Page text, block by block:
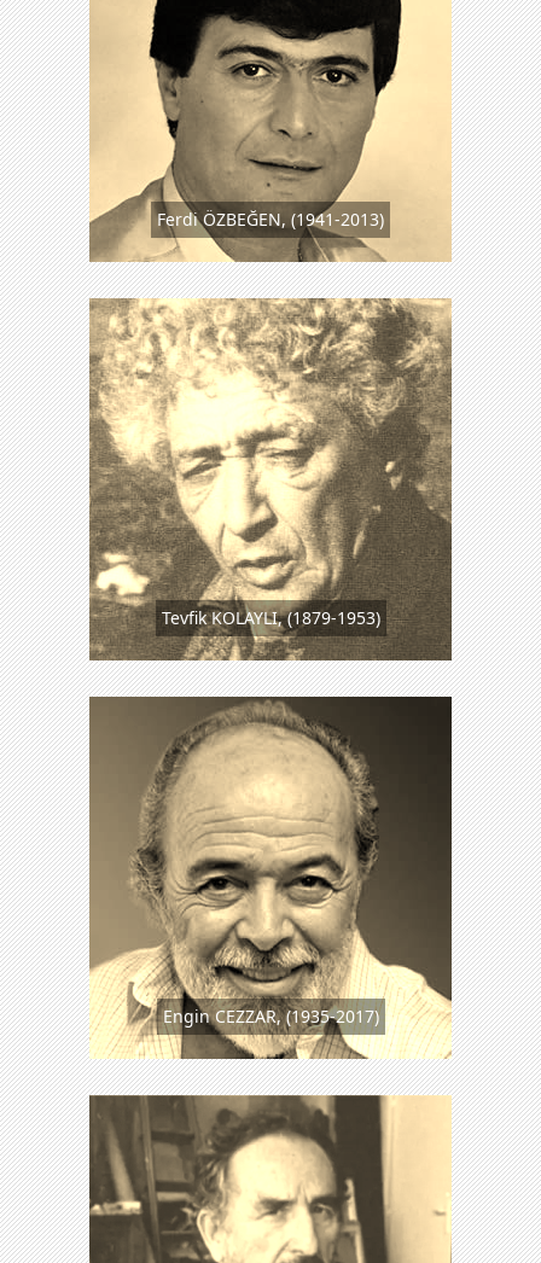
Ferdi ÖZBEĞEN, (1941-2013)
Tevfik KOLAYLI, (1879-1953)
Engin CEZZAR, (1935-2017)